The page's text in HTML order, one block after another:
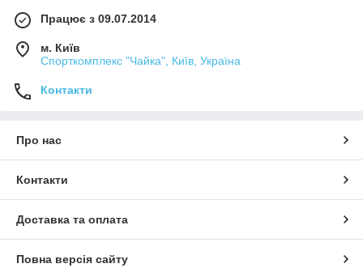
Працює з 09.07.2014
м. Київ
Спорткомплекс "Чайка", Київ, Україна
Контакти
Про нас
Контакти
Доставка та оплата
Повна версія сайту